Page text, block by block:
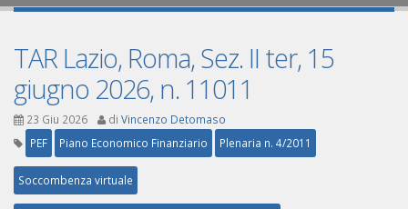
TAR Lazio, Roma, Sez. II ter, 15
giugno 2026, n. 11011
23 Giu 2026 di Vincenzo Detomaso
PEF
Piano Economico Finanziario Plenaria n. 4/2011
Soccombenza virtuale